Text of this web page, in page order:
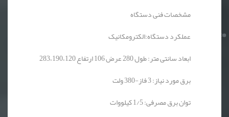
مشخصات فنی دستگاه
عملکرد دستگاه:الکترومکانیک
ابعاد سانتی متر: طول 280 عرض 106 ارتفاع 283،190،120
برق مورد نیاز: 3 فاز-380 ولت
توان برق مصرفی: 1/5 کیلووات